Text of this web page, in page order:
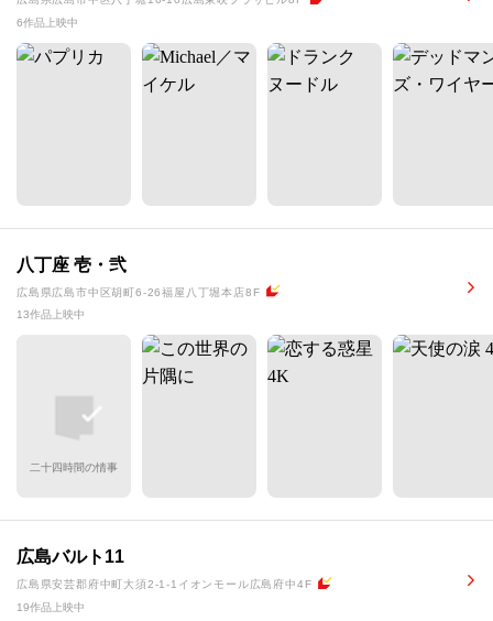
6作品上映中
八丁座 壱・弐
広島県広島市中区胡町6-26福屋八丁堀本店8F
13作品上映中
二十四時間の情事
広島バルト11
広島県安芸郡府中町大須2-1-1イオンモール広島府中4F
19作品上映中